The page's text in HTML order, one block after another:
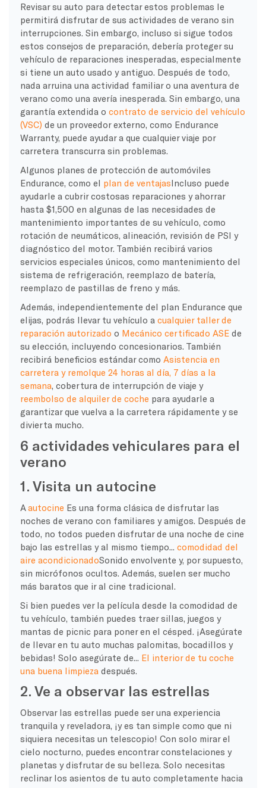
Revisar su auto para detectar estos problemas le
permitirá disfrutar de sus actividades de verano sin
interrupciones. Sin embargo, incluso si sigue todos
estos consejos de preparación, debería proteger su
vehículo de reparaciones inesperadas, especialmente
si tiene un auto usado y antiguo. Después de todo,
nada arruina una actividad familiar o una aventura de
verano como una avería inesperada. Sin embargo, una
garantía extendida o contrato de servicio del vehículo
(VSC) de un proveedor externo, como Endurance
Warranty, puede ayudar a que cualquier viaje por
carretera transcurra sin problemas.
Algunos planes de protección de automóviles
Endurance, como el plan de ventajasIncluso puede
ayudarle a cubrir costosas reparaciones y ahorrar
hasta $1,500 en algunas de las necesidades de
mantenimiento importantes de su vehículo, como
rotación de neumáticos, alineación, revisión de PSI y
diagnóstico del motor. También recibirá varios
servicios especiales únicos, como mantenimiento del
sistema de refrigeración, reemplazo de batería,
reemplazo de pastillas de freno y más.
Además, independientemente del plan Endurance que
elijas, podrás llevar tu vehículo a cualquier taller de
reparación autorizado o Mecánico certificado ASEde
su elección, incluyendo concesionarios. También
recibirá beneficios estándar como Asistencia en
carretera y remolque 24 horas al día, 7 días a la
semana, cobertura de interrupción de viaje y
reembolso de alquiler de coche para ayudarle a
garantizar que vuelva a la carretera rápidamente y se
divierta mucho.
6 actividades vehiculares para el
verano
1. Visita un autocine
Aautocine Es una forma clásica de disfrutar las
noches de verano con familiares y amigos. Después de
todo, no todos pueden disfrutar de una noche de cine
bajo las estrellas y al mismo tiempo... comodidad del
aire acondicionadoSonido envolvente y, por supuesto,
sin micrófonos ocultos. Además, suelen ser mucho
más baratos que ir al cine tradicional.
Si bien puedes ver la película desde la comodidad de
tu vehículo, también puedes traer sillas, juegos y
mantas de picnic para poner en el césped. ¡Asegúrate
de llevar en tu auto muchas palomitas, bocadillos y
bebidas! Solo asegúrate de... El interior de tu coche
una buena limpiezadespués.
2. Ve a observar las estrellas
Observar las estrellas puede ser una experiencia
tranquila y reveladora, ¡y es tan simple como que ni
siquiera necesitas un telescopio! Con solo mirar el
cielo nocturno, puedes encontrar constelaciones y
planetas y disfrutar de su belleza. Solo necesitas
reclinar los asientos de tu auto completamente hacia